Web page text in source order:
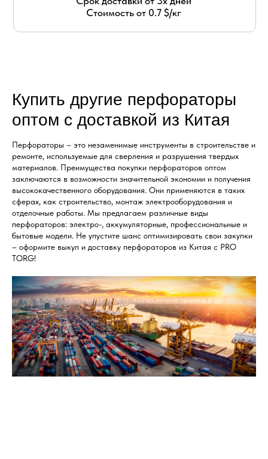
Купить другие перфораторы
оптом с доставкой из Китая
Перфораторы – это незаменимые инструменты в строительстве и
ремонте, используемые для сверления и разрушения твердых
материалов. Преимущества покупки перфораторов оптом
заключаются в возможности значительной экономии и получения
высококачественного оборудования. Они применяются в таких
сферах, как строительство, монтаж электрооборудования и
отделочные работы. Мы предлагаем различные виды
перфораторов: электро-, аккумуляторные, профессиональные и
бытовые модели. Не упустите шанс оптимизировать свои закупки
– оформите выкуп и доставку перфораторов из Китая с PRO
TORG!